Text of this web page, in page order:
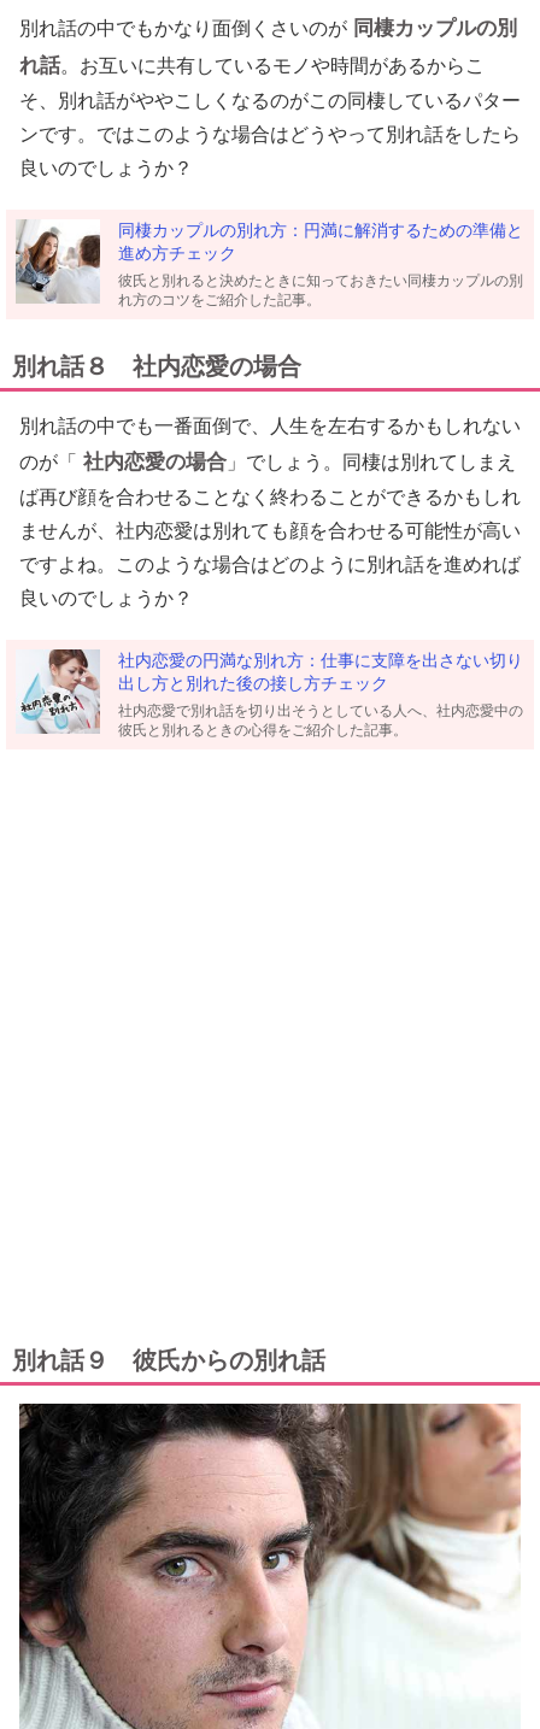
別れ話の中でもかなり面倒くさいのが 同棲カップルの別
れ話。お互いに共有しているモノや時間があるからこ
そ、別れ話がややこしくなるのがこの同棲しているパター
ンです。ではこのような場合はどうやって別れ話をしたら
良いのでしょうか？
同棲カップルの別れ方：円満に解消するための準備と
進め方チェック
彼氏と別れると決めたときに知っておきたい同棲カップルの別
れ方のコツをご紹介した記事。
別れ話８ 社内恋愛の場合
別れ話の中でも一番面倒で、人生を左右するかもしれない
のが「
社内恋愛の場合 」でしょう。同棲は別れてしまえ
ば再び顔を合わせることなく終わることができるかもしれ
ませんが、社内恋愛は別れても顔を合わせる可能性が高い
ですよね。このような場合はどのように別れ話を進めれば
良いのでしょうか？
社内恋愛の円満な別れ方：仕事に支障を出さない切り
出し方と別れた後の接し方チェック
社内恋愛で別れ話を切り出そうとしている人へ、社内恋愛中の
彼氏と別れるときの心得をご紹介した記事。
別れ話９ 彼氏からの別れ話